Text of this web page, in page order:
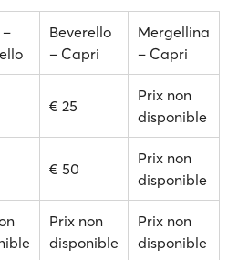
Beverello
– Capri
Mergellina
– Capri
€ 25
Prix non
disponible
€ 50
Prix non
disponible
Prix non
disponible
Prix non
disponible